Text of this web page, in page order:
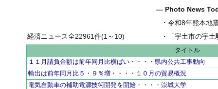
― Photo News
・令和8年熊本地
・
「宇土市の宇土駅前
経済ニュース全22961件(1～10)
タイトル
１１月請負金額は前年同月比横ばい・・・・県内公共工事動向
輸出は前年同月比５・９％増・・・・１０月の貿易概況
電気自動車の補助電源技術開発を開始・・・・崇城大学